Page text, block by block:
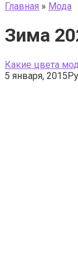
Главная » Мода
Зима
Какие цвета
5 января, 2015